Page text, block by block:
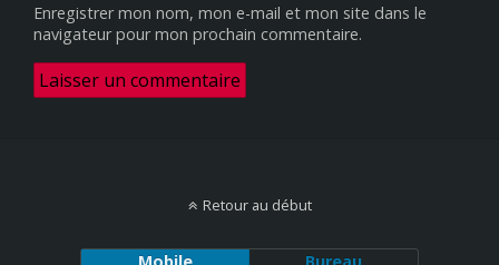
Enregistrer mon nom, mon e-mail et mon site dans le
navigateur pour mon prochain commentaire.
Retour au début